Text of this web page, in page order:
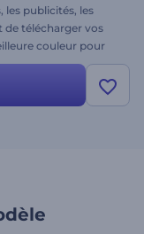
les publicités, les
de télécharger vos
couleur pour
en